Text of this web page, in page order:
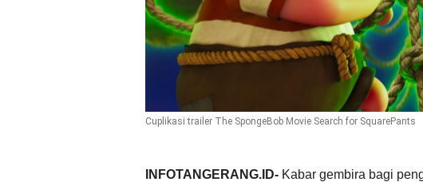
Cuplikasi trailer The SpongeBob Movie Search for SquarePants
INFOTANGERANG.ID- Kabar gembira bagi